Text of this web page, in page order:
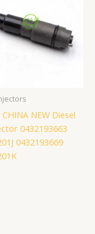
NEW Diesel
0432193663
0432193669